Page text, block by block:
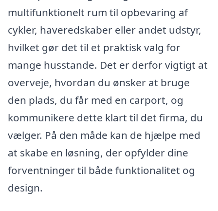
multifunktionelt rum til opbevaring af
cykler, haveredskaber eller andet udstyr,
hvilket gør det til et praktisk valg for
mange husstande. Det er derfor vigtigt at
overveje, hvordan du ønsker at bruge
den plads, du får med en carport, og
kommunikere dette klart til det firma, du
vælger. På den måde kan de hjælpe med
at skabe en løsning, der opfylder dine
forventninger til både funktionalitet og
design.